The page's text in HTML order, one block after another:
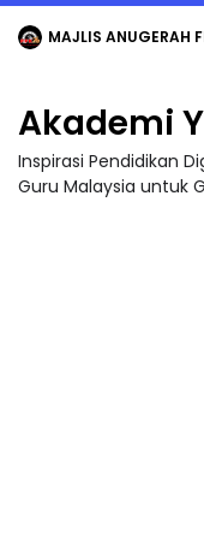
MAJLIS ANUGERAH FFK
Akademi
Inspirasi Pendidikan
Guru Malaysia untuk